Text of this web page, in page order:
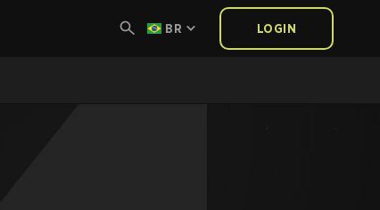
BR LOGIN